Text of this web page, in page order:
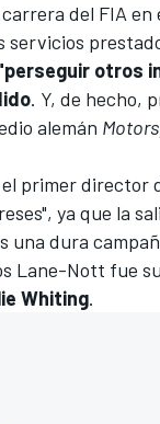
del FIA en
servicios
otros
. Y, de hecho,
alemán
primer director
ya que la
una dura
Lane-Nott fue
Whiting.